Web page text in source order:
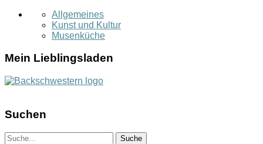
Allgemeines
Kunst und Kultur
Musenküche
Mein Lieblingsladen
Suchen